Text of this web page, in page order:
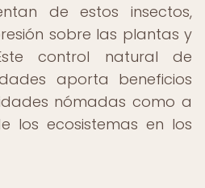
de estos insectos,
sobre las plantas y
control natural de
aporta beneficios
nómadas como a
los ecosistemas en los